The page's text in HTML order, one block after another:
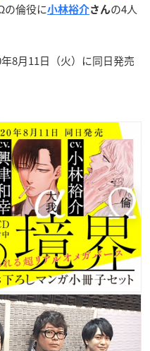
の倫役に小林裕介さんの4人
8月11日（火）に同日発売